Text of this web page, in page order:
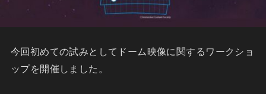
今回初めての試みとしてドーム映像に関するワークショ
ップを開催しました。